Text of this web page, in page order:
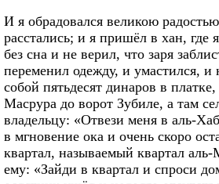
И я обрадовался великою
расстались; и я пришёл в хан, где
без сна и не верил, что заря
переменил одежду, и умастился, и
собой пятьдесят динаров в
Масрура до ворот Зубиле, а там
владельцу: «Отвези меня в аль-
в мгновение ока и очень скоро
квартал, называемый квартал
ему: «Зайди в квартал и спроси